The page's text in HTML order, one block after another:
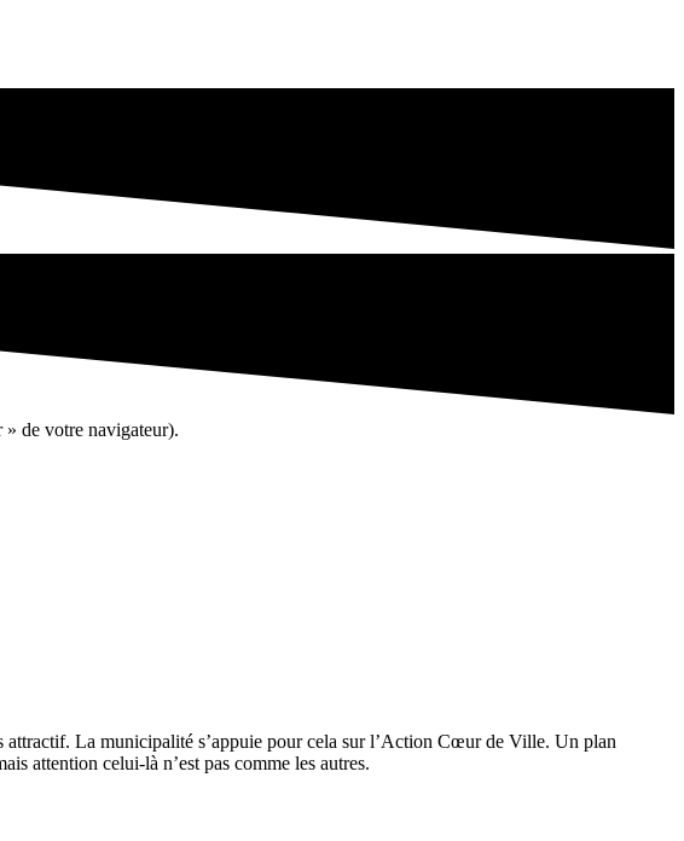
de votre navigateur).
attractif. La municipalité s’appuie pour cela sur l’Action Cœur de Ville. Un plan
attention celui-là n’est pas comme les autres.